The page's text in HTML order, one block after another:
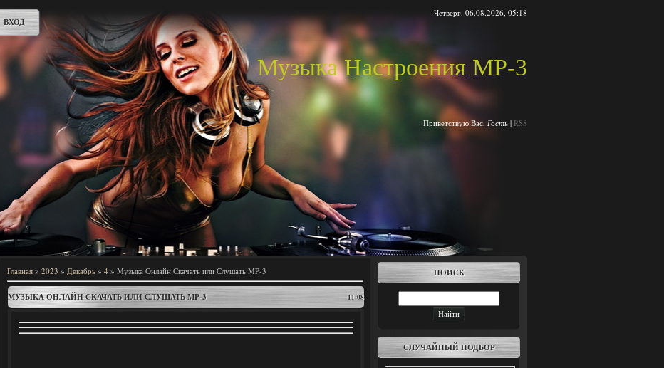
ВХОД
Четверг, 06.08.2026, 05:18
Музыка Настроения MP-3
Приветствую Вас, Гость | RSS
Главная » 2023 » Декабрь » 4 » Музыка Онлайн Скачать или Слушать MP-3
11:08
МУЗЫКА ОНЛАЙН СКАЧАТЬ ИЛИ СЛУШАТЬ MP-3
ПОИСК
СЛУЧАЙНЫЙ ПОДБОР